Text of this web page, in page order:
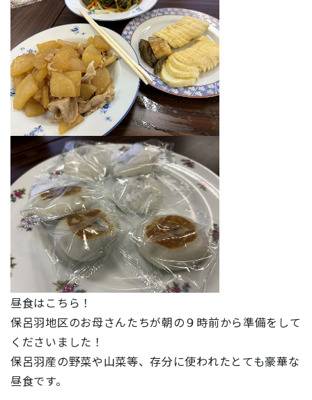
昼食はこちら！
保呂羽地区のお母さんたちが朝の９時前から準備をして
くださいました！
保呂羽産の野菜や山菜等、存分に使われたとても豪華な
昼食です。